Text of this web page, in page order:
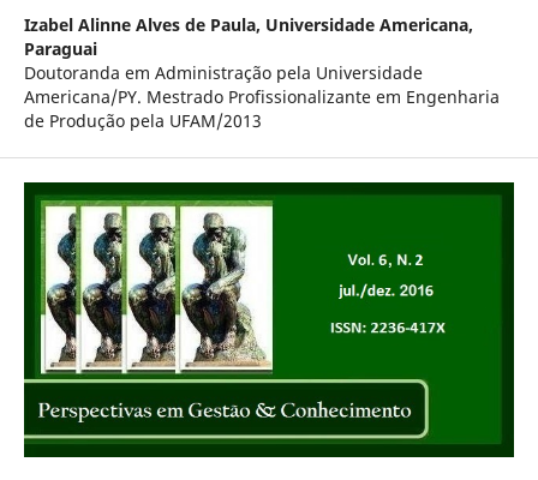
Izabel Alinne Alves de Paula, Universidade Americana,
Paraguai
Doutoranda em Administração pela Universidade
Americana/PY. Mestrado Profissionalizante em Engenharia
de Produção pela UFAM/2013